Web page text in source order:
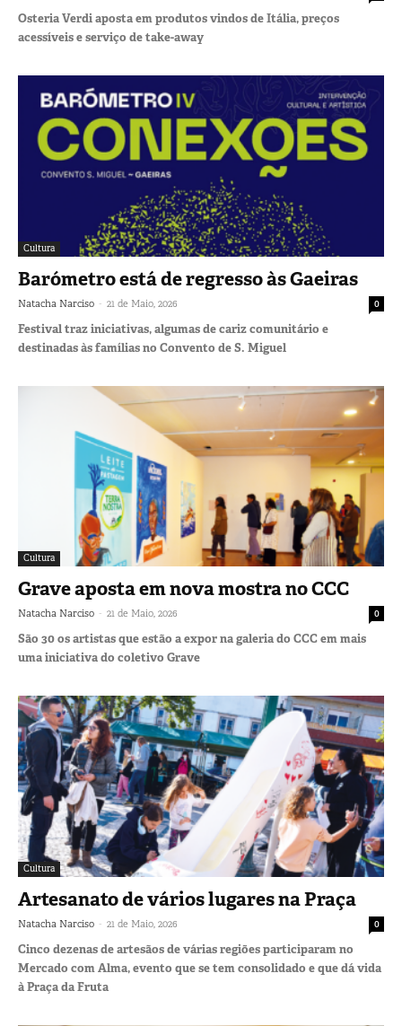
Osteria Verdi aposta em produtos vindos de Itália, preços
acessíveis e serviço de take-away
Cultura
Barómetro está de regresso às Gaeiras
Natacha Narciso - 21 de Maio, 2026 0
Festival traz iniciativas, algumas de cariz comunitário e
destinadas às famílias no Convento de S. Miguel
Cultura
Grave aposta em nova mostra no CCC
Natacha Narciso - 21 de Maio, 2026 0
São 30 os artistas que estão a expor na galeria do CCC em mais
uma iniciativa do coletivo Grave
Cultura
Artesanato de vários lugares na Praça
Natacha Narciso - 21 de Maio, 2026 0
Cinco dezenas de artesãos de várias regiões participaram no
Mercado com Alma, evento que se tem consolidado e que dá vida
à Praça da Fruta